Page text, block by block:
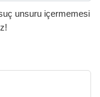
unsuru içermemesi